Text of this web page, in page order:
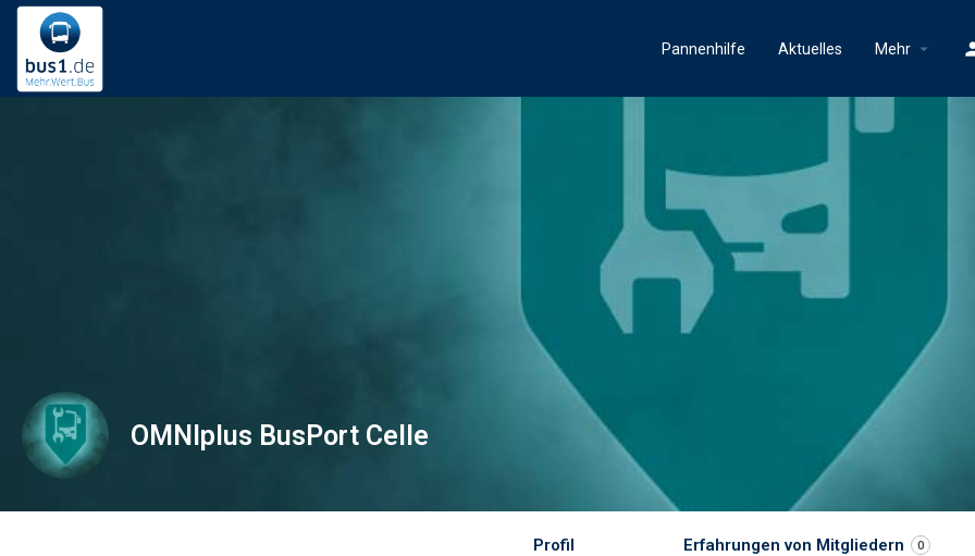
Pannenhilfe Aktuelles Mehr
OMNIplus BusPort Celle
Profil Erfahrungen von Mitgliedern 0